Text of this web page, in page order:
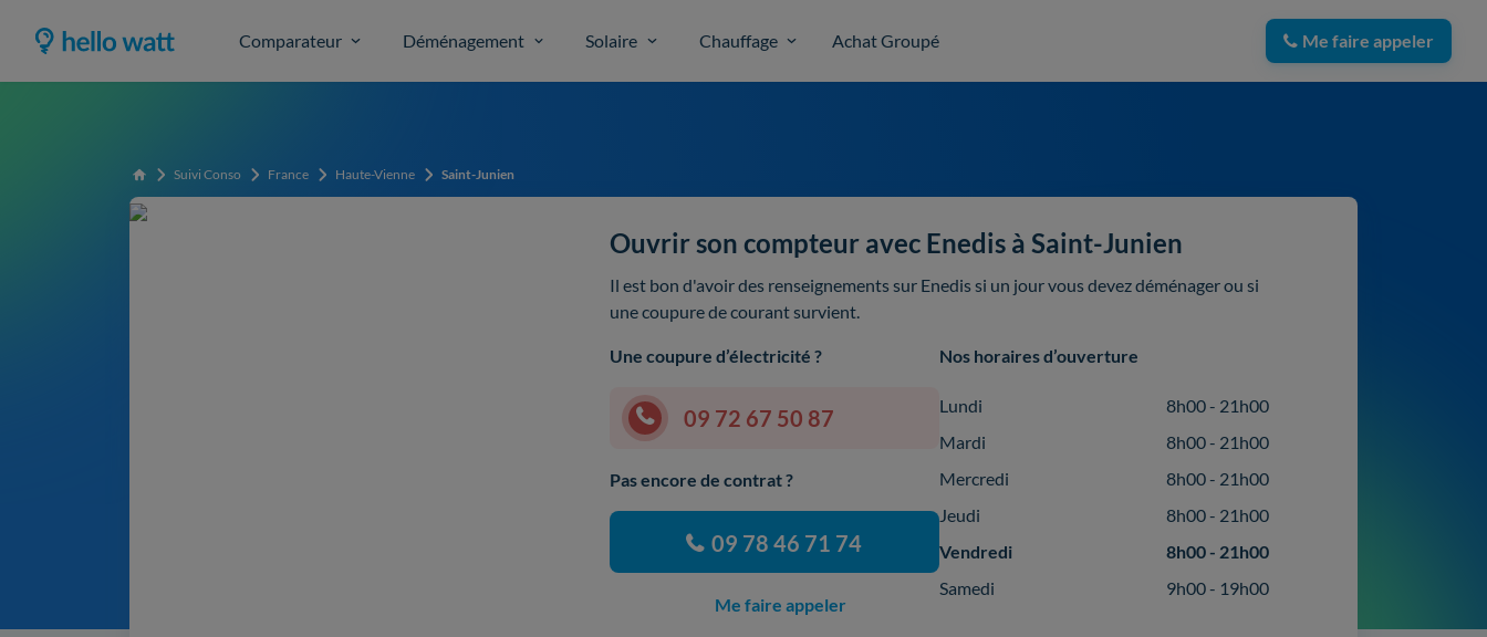
Comparateur Déménagement Solaire Chauffage Achat Groupé Me faire appeler
Accueil Suivi Conso France Haute-Vienne Saint-Junien
Ouvrir son compteur avec Enedis à Saint-Junien
Il est bon d'avoir des renseignements sur Enedis si un jour vous devez déménager ou si
une coupure de courant survient.
Une coupure d’électricité ?
09 72 67 50 87
Pas encore de contrat ?
09 78 46 71 74
Me faire appeler
Nos horaires d’ouverture
Lundi
8h00 - 21h00
Mardi
8h00 - 21h00
Mercredi
8h00 - 21h00
Jeudi
8h00 - 21h00
Vendredi
8h00 - 21h00
Samedi
9h00 - 19h00